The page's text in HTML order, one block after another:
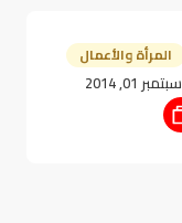
المرأة والأعمال
سبتمبر 01, 2014